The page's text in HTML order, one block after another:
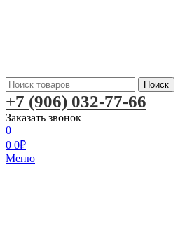
Поиск
+7 (906) 032-77-66
Заказать звонок
0
0 0₽
Меню